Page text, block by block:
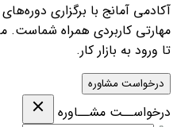
آکادمی آمانج با برگزاری
مهارتی کاربردی همراه شماست.
تا ورود به بازار کار.
درخواست مشاوره
درخواســت مشــاوره